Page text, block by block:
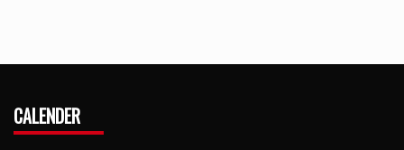
CALENDER